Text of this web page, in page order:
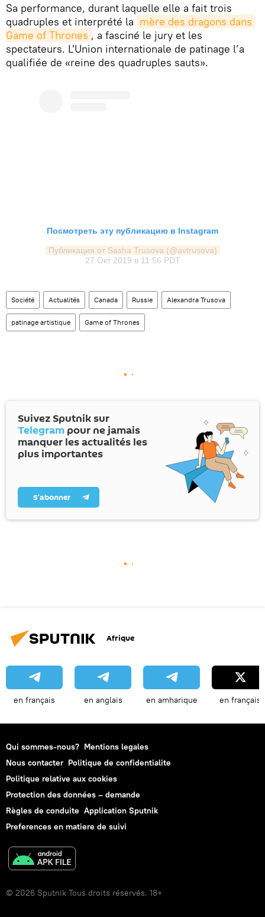
Sa performance, durant laquelle elle a fait trois
quadruples et interprété la mère des dragons dans
Game of Thrones , a fasciné le jury et les
spectateurs. L'Union internationale de patinage l’a
qualifiée de «reine des quadruples sauts».
Посмотреть эту публикацию в Instagram
Публикация от Sasha Trusova (@avtrusova)
27 Окт 2019 в 11:56 PDT
Société Actualités Canada Russie Alexandra Trusova
patinage artistique Game of Thrones
Suivez Sputnik sur
Telegram pour ne jamais
manquer les actualités les
plus importantes
S’abonner
Afrique
en français en anglais en amharique en français
Qui sommes-nous? Mentions legales
Nous contacter Politique de confidentialite
Politique relative aux cookies
Protection des données – demande
Règles de conduite Application Sputnik
Preferences en matiere de suivi
© 2026 Sputnik Tous droits réservés. 18+